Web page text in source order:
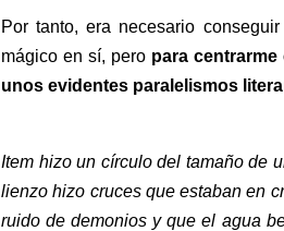
Por tanto, era necesario
mágico en sí, pero para
unos evidentes paralelismos
Item hizo un círculo del tamaño de
lienzo hizo cruces que estaban en
ruido de demonios y que el agua